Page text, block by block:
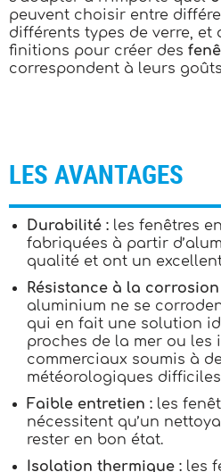
peuvent choisir entre
différents types de verre, et
finitions pour créer des
correspondent à leurs
LES AVANTAGES
Durabilité : les fenêtres
fabriquées à partir
qualité et ont un
Résistance à la corrosion
aluminium ne se
qui en fait une solution
proches de la mer ou les
commerciaux soumis à
météorologiques
Faible entretien : les
nécessitent qu’un
rester en bon état.
Isolation thermique : les